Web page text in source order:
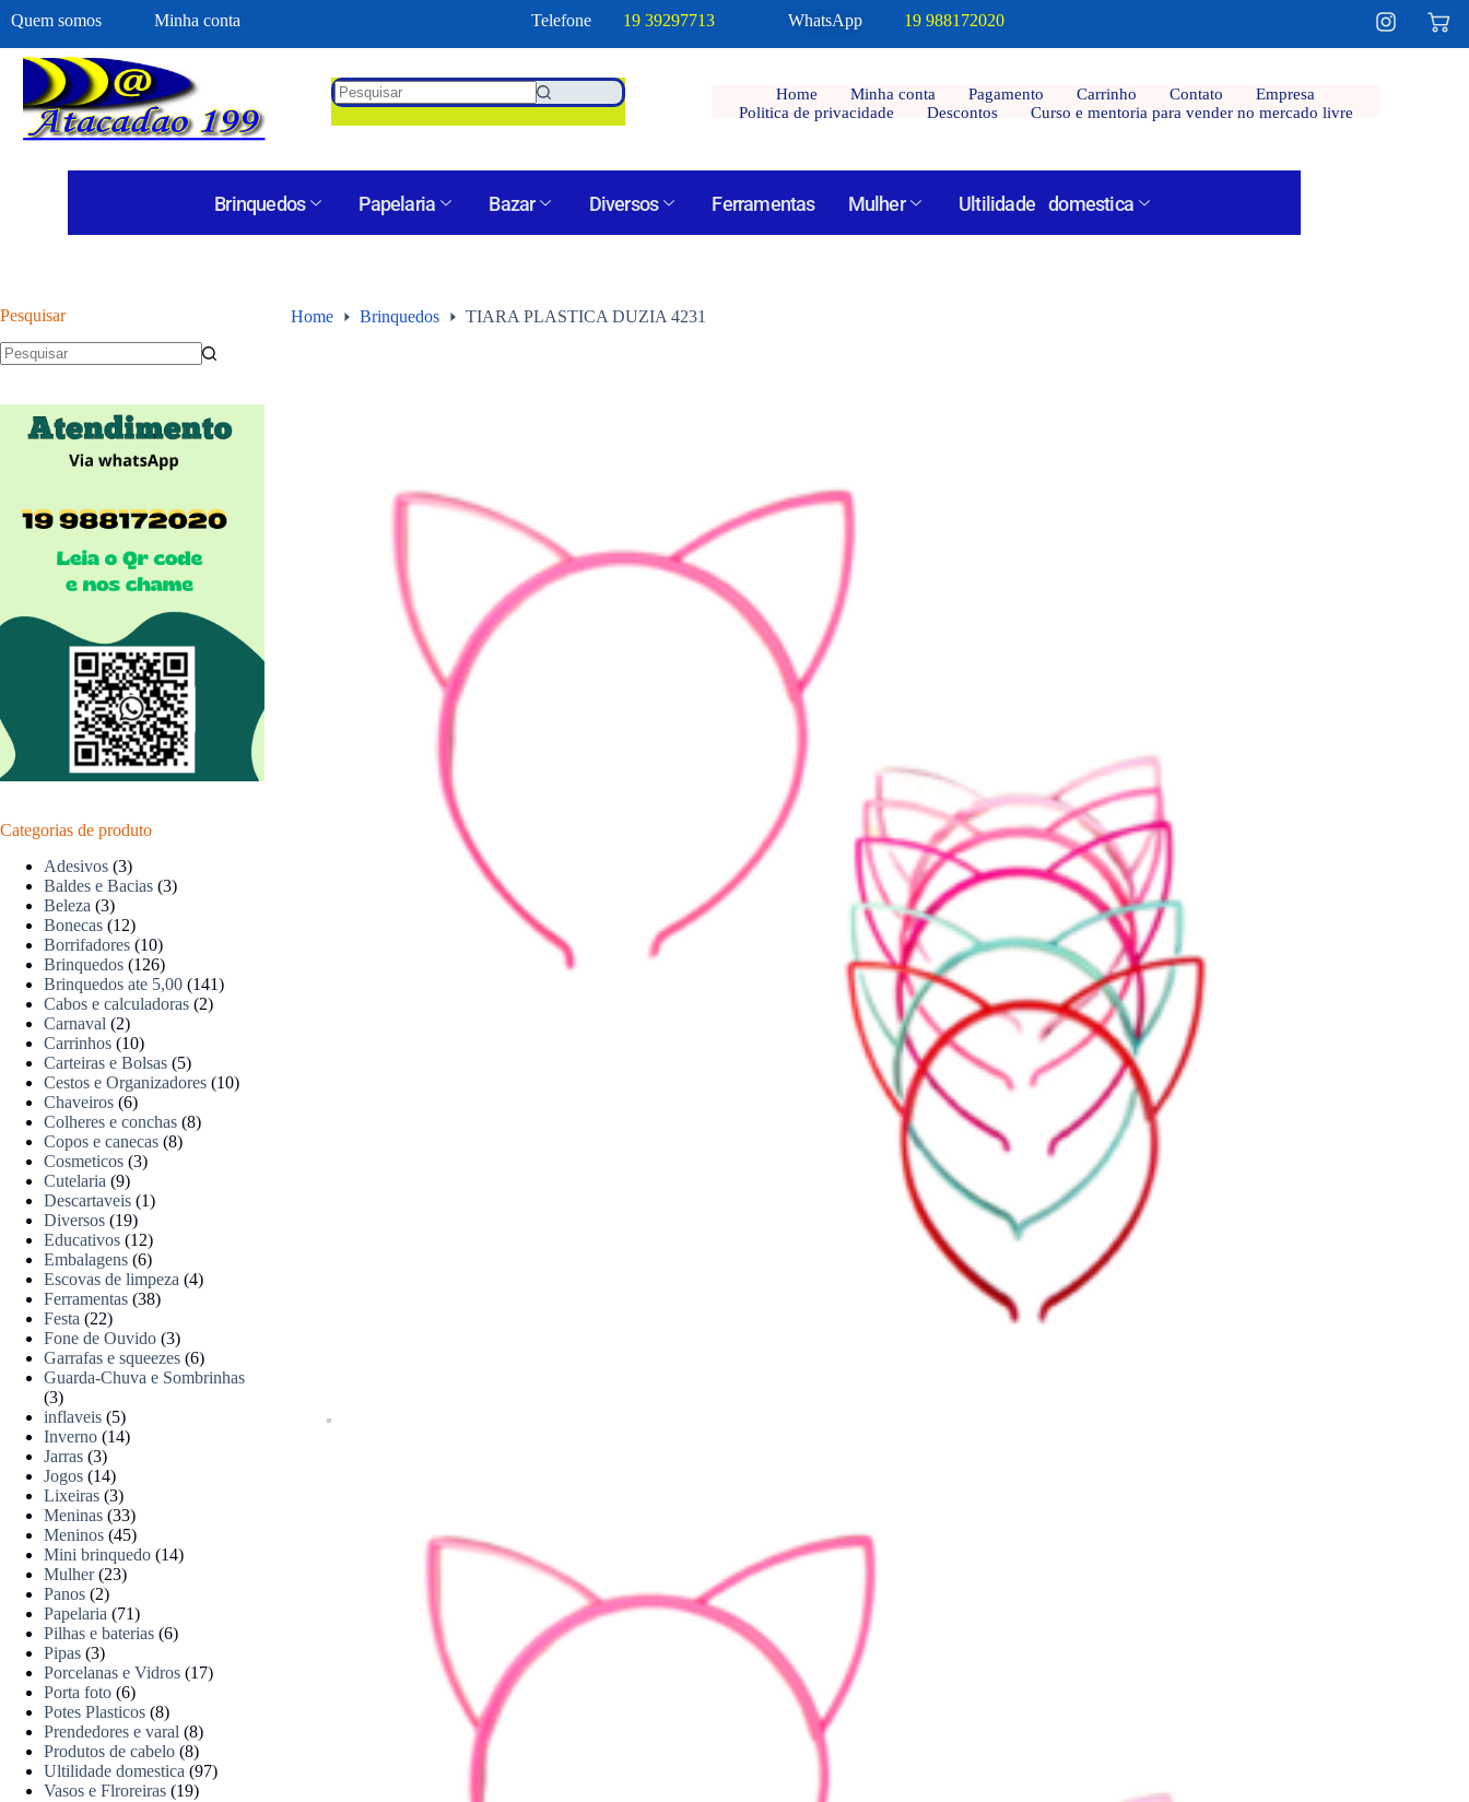
Quem somos Minha conta Telefone 19 39297713 WhatsApp 19 988172020
Home Minha conta Pagamento Carrinho Contato
Empresa
Politica de privacidade
Descontos Curso e mentoria para vender no mercado livre
Brinquedos Papelaria Bazar Diversos Ferramentas Mulher Ultilidade domestica
Home Brinquedos TIARA PLASTICA DUZIA 4231
Pesquisar
Categorias de produto
Adesivos (3)
Baldes e Bacias (3)
Beleza (3)
Bonecas (12)
Borrifadores (10)
Brinquedos (126)
Brinquedos ate 5,00 (141)
Cabos e calculadoras (2)
Carnaval (2)
Carrinhos (10)
Carteiras e Bolsas (5)
Cestos e Organizadores (10)
Chaveiros (6)
Colheres e conchas (8)
Copos e canecas (8)
Cosmeticos (3)
Cutelaria (9)
Descartaveis (1)
Diversos (19)
Educativos (12)
Embalagens (6)
Escovas de limpeza (4)
Ferramentas (38)
Festa (22)
Fone de Ouvido (3)
Garrafas e squeezes (6)
Guarda-Chuva e Sombrinhas
(3)
inflaveis (5)
Inverno (14)
Jarras (3)
Jogos (14)
Lixeiras (3)
Meninas (33)
Meninos (45)
Mini brinquedo (14)
Mulher (23)
Panos (2)
Papelaria (71)
Pilhas e baterias (6)
Pipas (3)
Porcelanas e Vidros (17)
Porta foto (6)
Potes Plasticos (8)
Prendedores e varal (8)
Produtos de cabelo (8)
Ultilidade domestica (97)
Vasos e Flroreiras (19)